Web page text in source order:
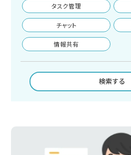
タスク管理
チャット
情報共有
検索する